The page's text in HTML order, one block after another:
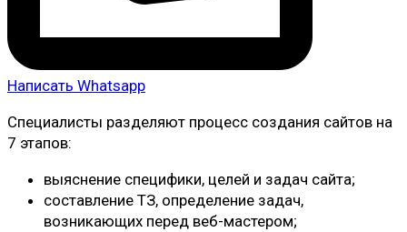
Написать Whatsapp
Специалисты разделяют процесс создания сайтов на
7 этапов:
выяснение специфики, целей и задач сайта;
составление ТЗ, определение задач,
возникающих перед веб-мастером;